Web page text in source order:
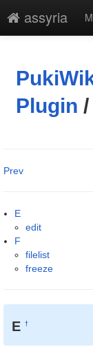
assyria
添付
凍結解除
Plugin /
Prev
E
edit
F
filelist
freeze
E†